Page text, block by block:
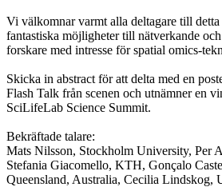
Vi välkomnar varmt alla deltagare till
fantastiska möjligheter till nätverkande
forskare med intresse för spatial omics-
Skicka in abstract för att delta med en
Flash Talk från scenen och utnämner en
SciLifeLab Science Summit.
Bekräftade talare:
Mats Nilsson, Stockholm University, Per
Stefania Giacomello, KTH, Gonçalo
Queensland, Australia, Cecilia Lindskog,